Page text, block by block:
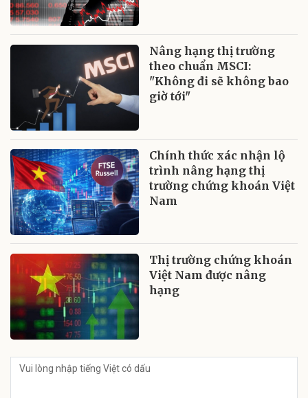
Nâng hạng thị trường
theo chuẩn MSCI:
"Không đi sẽ không bao
giờ tới"
Chính thức xác nhận lộ
trình nâng hạng thị
trường chứng khoán Việt
Nam
Thị trường chứng khoán
Việt Nam được nâng
hạng